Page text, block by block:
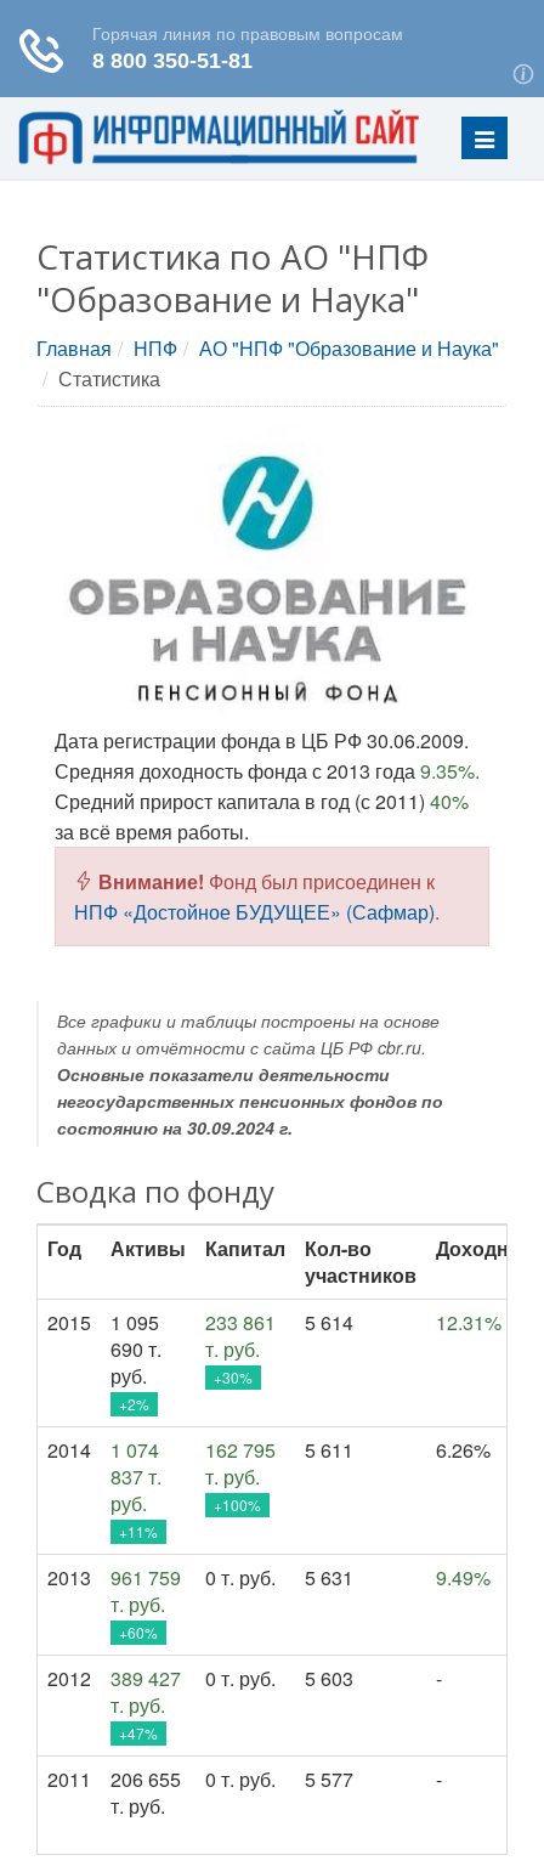
Меню
Статистика по АО "НПФ
"Образование и Наука"
Главная НПФ
АО "НПФ "Образование и Наука"
Статистика
Дата регистрации фонда в ЦБ РФ 30.06.2009.
Средняя доходность фонда с 2013 года9.35%.
Средний прирост капитала в год (с 2011) 40%
за всё время работы.
Внимание! Фонд был присоединен к
НПФ «Достойное БУДУЩЕЕ» (Сафмар).
Все графики и таблицы построены на основе
данных и отчётности с сайта ЦБ РФ cbr.ru.
Основные показатели деятельности
негосударственных пенсионных фондов по
состоянию на 30.09.2024 г.
Сводка по фонду
Год Активы Капитал
Кол-во
участников
2015
1 095
690 т.
руб.
+2%
233 861
т. руб.
+30%
5 614 12.31%
2014
1 074
837 т.
руб.
+11%
162 795
т. руб.
+100%
5 611 6.26%
2013
961 759
т. руб.
+60%
0 т. руб. 5 631 9.49%
2012
389 427
т. руб.
+47%
0 т. руб. 5 603 -
2011
206 655
т. руб.
0 т. руб. 5 577 -